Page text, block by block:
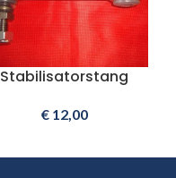
Stabilisatorstang
€12,00